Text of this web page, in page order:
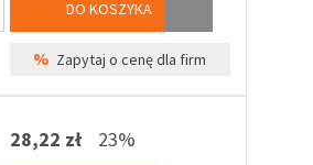
DO KOSZYKA
% Zapytaj o cenę dla firm
28,22 zł 23%